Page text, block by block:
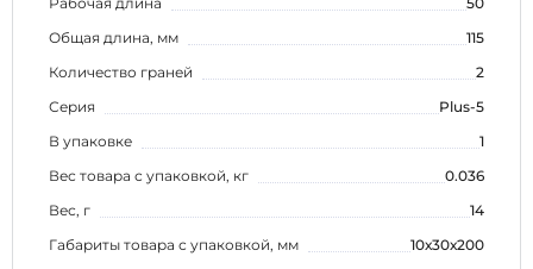
Общая длина, мм
115
Количество граней
2
Серия
Plus-5
В упаковке
1
Вес товара с упаковкой, кг
0.036
Вес, г
14
Габариты товара с упаковкой, мм
10х30х200